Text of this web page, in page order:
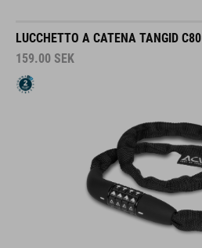
LUCCHETTO A CATENA TANGID C80
159.00 SEK